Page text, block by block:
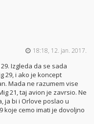
18:18, 12. jan. 2017.
Izgleda da se sada
29, i ako je koncept
Mada ne razumem vise
21, taj avion je zavrsio. Ne
ja bi i Orlove poslao u
koje cemo imati je dovoljno